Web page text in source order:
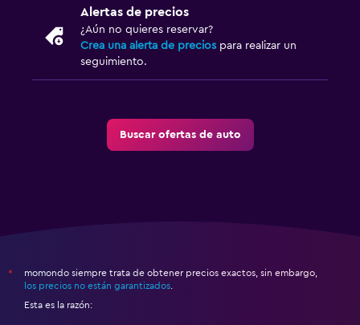
Alertas de precios
¿Aún no quieres reservar?
Crea una alerta de precios para realizar un
seguimiento.
Buscar ofertas de auto
*
momondo siempre trata de obtener precios exactos, sin embargo,
los precios no están garantizados
Esta es la razón: